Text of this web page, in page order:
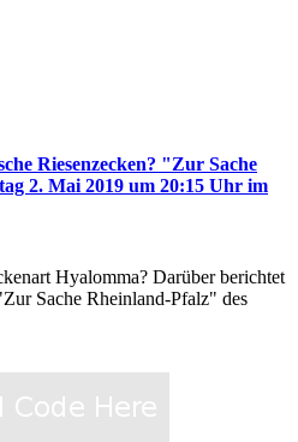
Riesenzecken? "Zur Sache
2. Mai 2019 um 20:15 Uhr im
Hyalomma? Darüber berichtet
Sache Rheinland-Pfalz" des